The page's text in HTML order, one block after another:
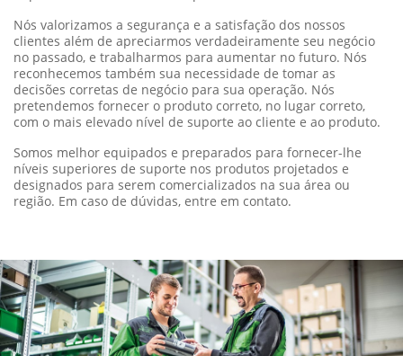
produtos John Deere.Com cobertura abrangente, oferecemos
tranquilidade para que você possa focar no que realmente
importa: seu trabalho no campo.
Nós valorizamos a segurança e a satisfação dos nossos
clientes além de apreciarmos verdadeiramente seu negócio
no passado, e trabalharmos para aumentar no futuro. Nós
reconhecemos também sua necessidade de tomar as
decisões corretas de negócio para sua operação. Nós
pretendemos fornecer o produto correto, no lugar correto,
com o mais elevado nível de suporte ao cliente e ao produto.
Somos melhor equipados e preparados para fornecer-lhe
região. Em caso de dúvidas, entre em contato.